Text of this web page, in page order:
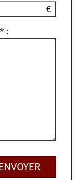
€
: